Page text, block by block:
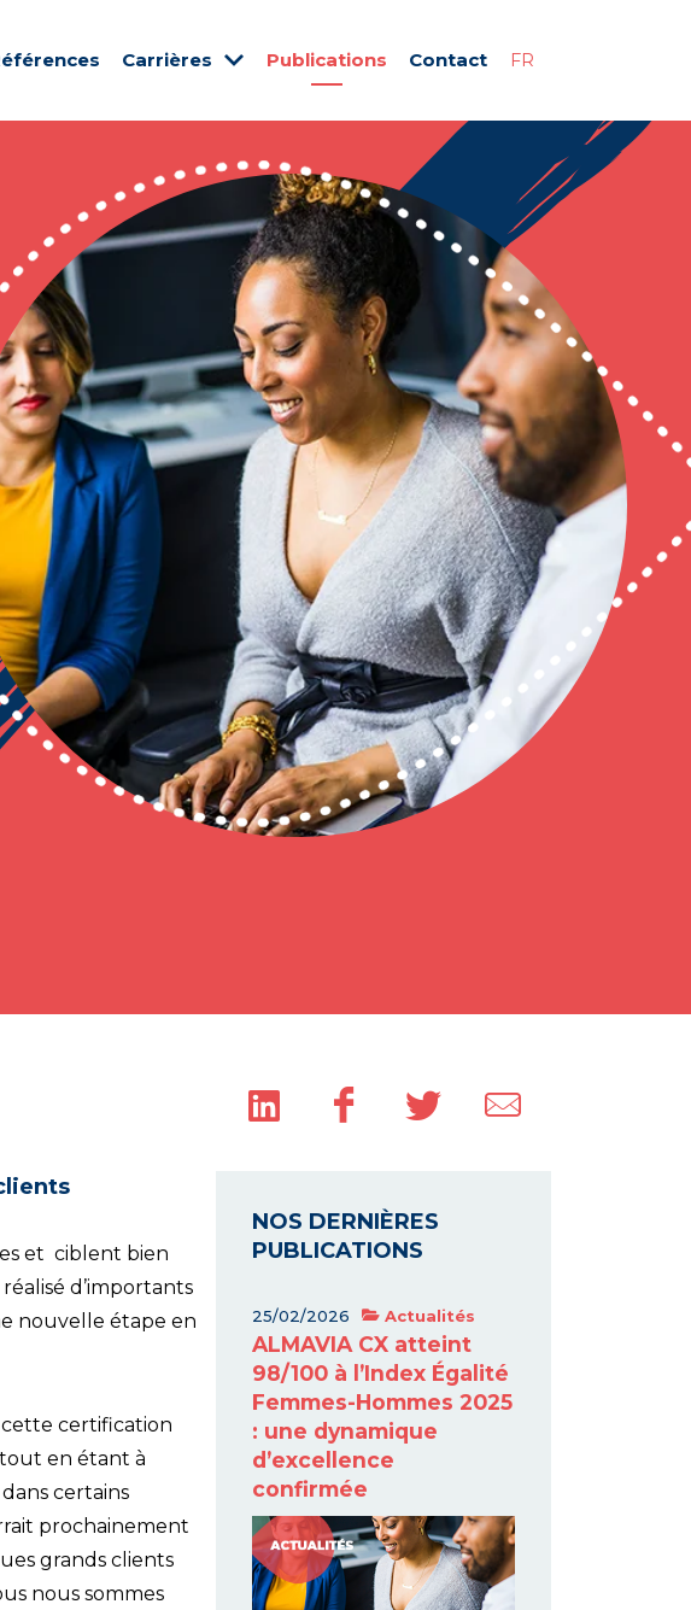
Carrières Publications Contact FR
et ciblent bien
d’importants
nouvelle étape en
certification
en étant à
certains
prochainement
grands clients
nous sommes
NOS DERNIÈRES
PUBLICATIONS
25/02/2026 Actualités
ALMAVIA CX atteint
98/100 à l’Index Égalité
Femmes-Hommes 2025
: une dynamique
d’excellence
confirmée